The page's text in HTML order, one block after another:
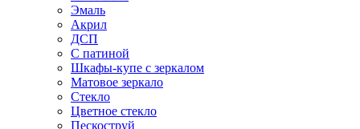
Эмаль
Акрил
ДСП
С патиной
Шкафы-купе с зеркалом
Матовое зеркало
Стекло
Цветное стекло
Пескоструй